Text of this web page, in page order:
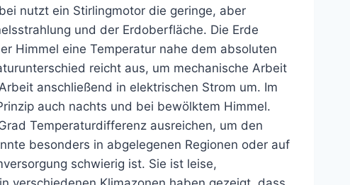
nutzt ein Stirlingmotor die geringe, aber
und der Erdoberfläche. Die Erde
Himmel eine Temperatur nahe dem absoluten
reicht aus, um mechanische Arbeit
anschließend in elektrischen Strom um. Im
auch nachts und bei bewölktem Himmel.
Temperaturdifferenz ausreichen, um den
besonders in abgelegenen Regionen oder auf
schwierig ist. Sie ist leise,